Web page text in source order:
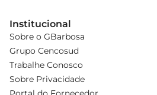
Institucional
Sobre o GBarbosa
Grupo Cencosud
Trabalhe Conosco
Sobre Privacidade